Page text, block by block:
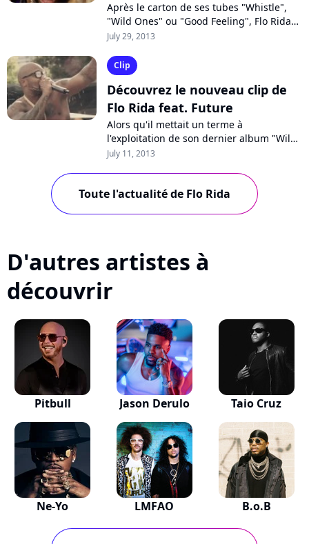
Après le carton de ses tubes "Whistle",
"Wild Ones" ou "Good Feeling", Flo Rida
est revenu cette année avec "Tell Me
July 29, 2013
Clip
Découvrez le nouveau clip de
Flo Rida feat. Future
Alors qu'il mettait un terme à
l'exploitation de son dernier album "Wild
Ones" il y a seulement quelques
July 11, 2013
Toute l'actualité de Flo Rida
D'autres artistes à
découvrir
Pitbull Jason Derulo Taio Cruz
Ne-Yo LMFAO B.o.B